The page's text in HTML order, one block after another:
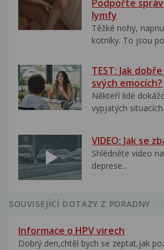
Podpořte
lymfy
Těžké nohy,
kotníky. To jsou
TEST: Jak
svých emocích?
Někteří lidé
vypjatých
VIDEO: Jak se
Shlédněte video
deprese..
SOUVISEJÍCÍ DOTAZY Z PORADNY
Informace o HPV virech
Dobrý den,chtěl bych se zeptat,jak